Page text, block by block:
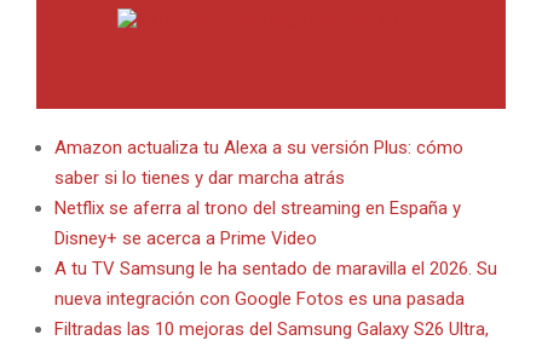
Amazon actualiza tu Alexa a su versión Plus: cómo
saber si lo tienes y dar marcha atrás
Netflix se aferra al trono del streaming en España y
Disney+ se acerca a Prime Video
A tu TV Samsung le ha sentado de maravilla el 2026. Su
nueva integración con Google Fotos es una pasada
Filtradas las 10 mejoras del Samsung Galaxy S26 Ultra,